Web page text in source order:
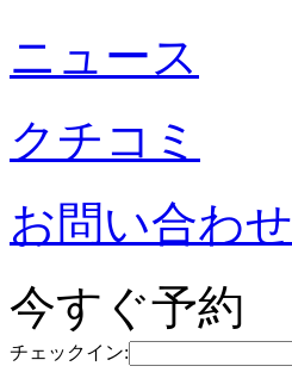
ニュース
クチコミ
お問い合わせ
今すぐ予約
チェックイン: